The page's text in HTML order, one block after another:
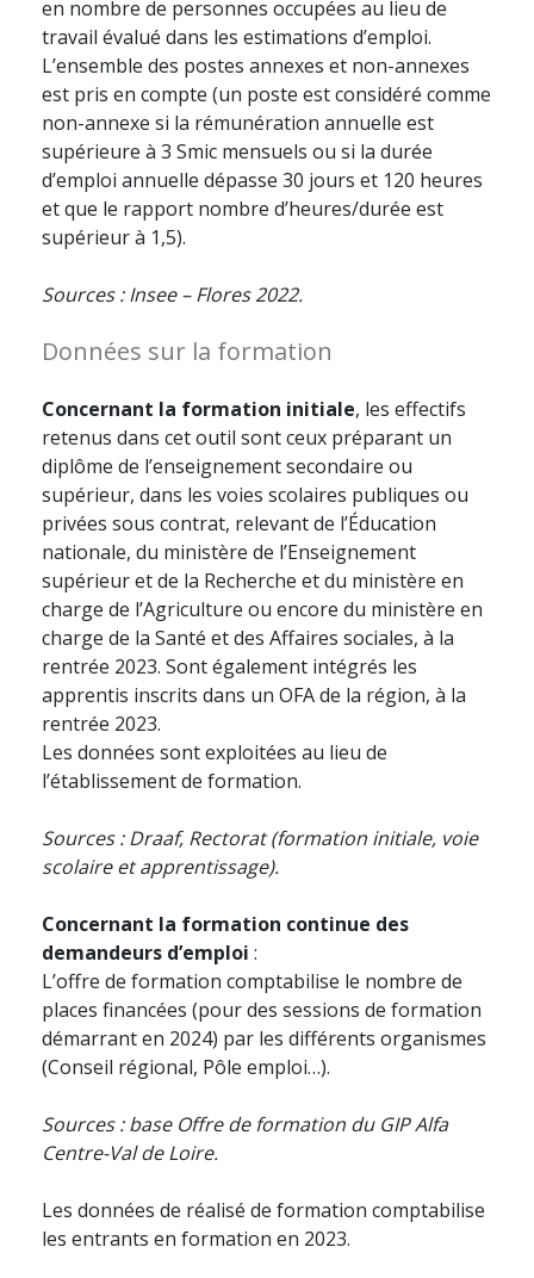
en nombre de personnes occupées au lieu de
travail évalué dans les estimations d’emploi.
L’ensemble des postes annexes et non-annexes
est pris en compte (un poste est considéré comme
non-annexe si la rémunération annuelle est
supérieure à 3 Smic mensuels ou si la durée
d’emploi annuelle dépasse 30 jours et 120 heures
et que le rapport nombre d’heures/durée est
supérieur à 1,5).
Sources : Insee – Flores 2022.
Données sur la formation
Concernant la formation initiale, les effectifs
retenus dans cet outil sont ceux préparant un
diplôme de l’enseignement secondaire ou
supérieur, dans les voies scolaires publiques ou
privées sous contrat, relevant de l’Éducation
nationale, du ministère de l’Enseignement
supérieur et de la Recherche et du ministère en
charge de l’Agriculture ou encore du ministère en
charge de la Santé et des Affaires sociales, à la
rentrée 2023. Sont également intégrés les
apprentis inscrits dans un OFA de la région, à la
rentrée 2023.
Les données sont exploitées au lieu de
l’établissement de formation.
Sources : Draaf, Rectorat (formation initiale, voie
scolaire et apprentissage).
Concernant la formation continue des
demandeurs d’emploi :
L’offre de formation comptabilise le nombre de
places financées (pour des sessions de formation
démarrant en 2024) par les différents organismes
(Conseil régional, Pôle emploi…).
Sources : base Offre de formation du GIP Alfa
Centre-Val de Loire.
Les données de réalisé de formation comptabilise
les entrants en formation en 2023.